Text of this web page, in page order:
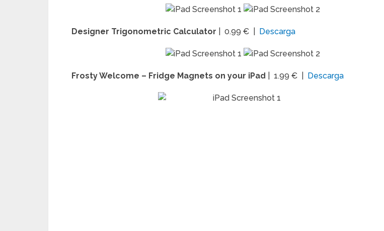
Designer Trigonometric Calculator | 0.99 € | Descarga
Frosty Welcome – Fridge Magnets on your iPad | 1.99 € | Descarga